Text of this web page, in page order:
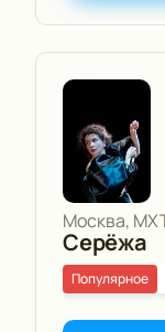
Серёжа
Популярное